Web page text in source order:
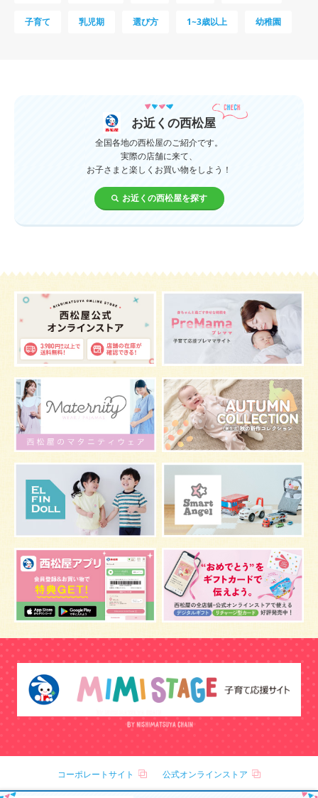
子育て 乳児期 選び方 1~3歳以上 幼稚園
ベビーカー
おむつ 出産準備
遊ぶ 夏 イヤイヤ期
あせも 汗 エアコン
適切温度 帽子 授乳 チャイルドシート
ベビー服 小学生 家族写真 産休 お昼寝
改善 枕 メニュー
グッズ お七夜 お宮参り 初節句
肌 抱っこ スキンケア お肌
マタニティウェア おしゃぶり 絵本 肌着
夜間断乳 お風呂 嫌がる うんち 髪の毛
視力 虫よけ
骨盤ベルトの基礎知識 骨盤ベルトの効果 栄養素
保存 マスク 予防
骨盤ベルトの注意点 感染症 双子
しこり おっぱい 水着 安全対策 おすすめ
マザーバッグ 予防注射 幼児期 アレルギー
反抗期 双胎妊娠 便秘 うなぎ 乳幼児
抜け毛 おしゃれ 目 風邪
陣痛バッグ
インプランテーションディップ クーイング おねしょ
お近くの西松屋
全国各地の西松屋のご紹介です。
実際の店舗に来て、
お子さまと楽しくお買い物をしよう！
お近くの西松屋を探す
コーポレートサイト 公式オンラインストア